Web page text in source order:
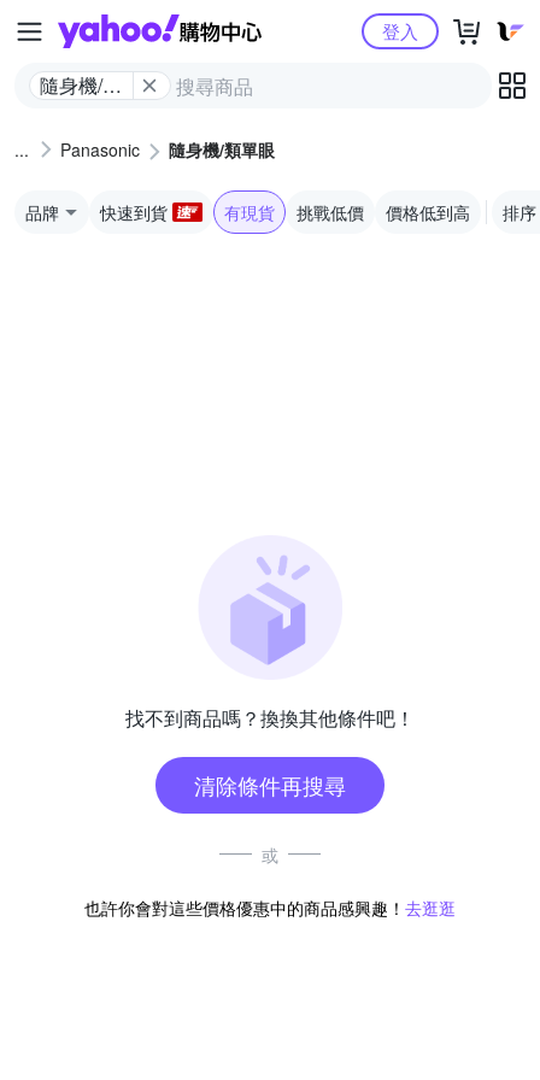
Yahoo購物中心
隨身機/類
登入
Panasonic 隨身機/類單眼
品牌 快速到貨 有現貨 挑戰低價 價格低到高 排序
找不到商品嗎？換換其他條件吧！
清除條件再搜尋
或
也許你會對這些價格優惠中的商品感興趣！ 去逛逛